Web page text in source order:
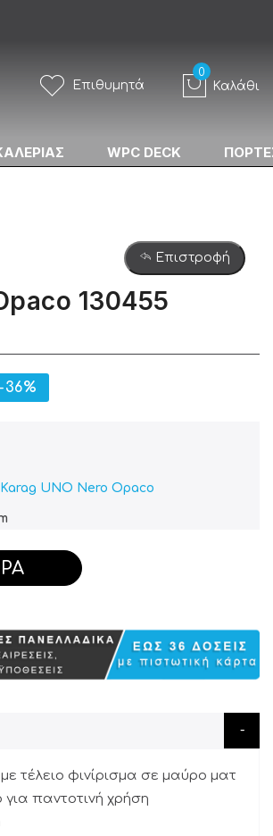
Επιθυμητά Καλάθι
WPC DECK
Επιστροφή
130455
-36%
UNO Nero Opaco
τέλειο φινίρισμα σε μαύρο ματ
για παντοτινή χρήση